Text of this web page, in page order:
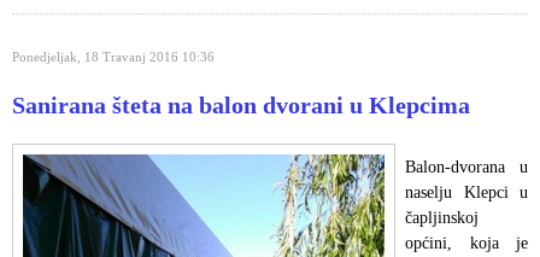
Ponedjeljak, 18 Travanj 2016 10:36
Sanirana šteta na balon dvorani u Klepcima
Balon-dvorana u
naselju Klepci u
čapljinskoj
općini, koja je